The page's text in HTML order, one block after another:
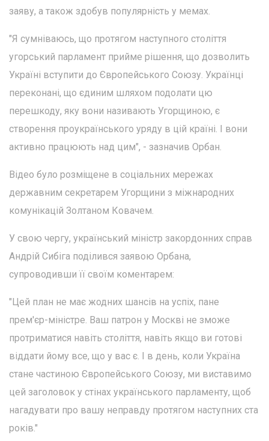
заяву, а також здобув популярність у мемах.
"Я сумніваюсь, що протягом наступного століття
угорський парламент прийме рішення, що дозволить
Україні вступити до Європейського Союзу. Українці
переконані, що єдиним шляхом подолати цю
перешкоду, яку вони називають Угорщиною, є
створення проукраїнського уряду в цій країні. І вони
активно працюють над цим", - зазначив Орбан.
Відео було розміщене в соціальних мережах
державним секретарем Угорщини з міжнародних
комунікацій Золтаном Ковачем.
У свою чергу, український міністр закордонних справ
Андрій Сибіга поділився заявою Орбана,
супроводивши її своїм коментарем:
"Цей план не має жодних шансів на успіх, пане
прем'єр-міністре. Ваш патрон у Москві не зможе
протриматися навіть століття, навіть якщо ви готові
віддати йому все, що у вас є. І в день, коли Україна
стане частиною Європейського Союзу, ми виставимо
цей заголовок у стінах українського парламенту, щоб
нагадувати про вашу неправду протягом наступних ста
років."